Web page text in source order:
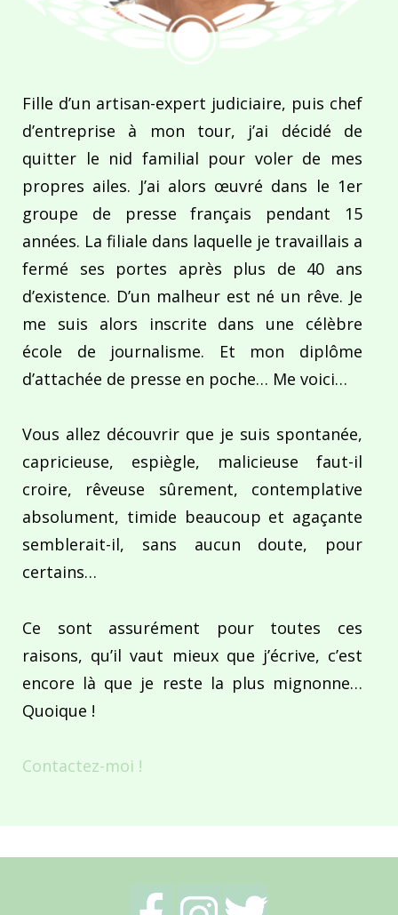
Fille d’un artisan-expert judiciaire, puis chef
d’entreprise à mon tour, j’ai décidé de
quitter le nid familial pour voler de mes
propres ailes. J’ai alors œuvré dans le 1er
groupe de presse français pendant 15
années. La filiale dans laquelle je travaillais a
fermé ses portes après plus de 40 ans
d’existence. D’un malheur est né un rêve. Je
me suis alors inscrite dans une célèbre
école de journalisme. Et mon diplôme
d’attachée de presse en poche… Me voici…
Vous allez découvrir que je suis spontanée,
capricieuse, espiègle, malicieuse faut-il
croire, rêveuse sûrement, contemplative
absolument, timide beaucoup et agaçante
semblerait-il, sans aucun doute, pour
certains…
Ce sont assurément pour toutes ces
raisons, qu’il vaut mieux que j’écrive, c’est
encore là que je reste la plus mignonne…
Quoique !
Contactez-moi !